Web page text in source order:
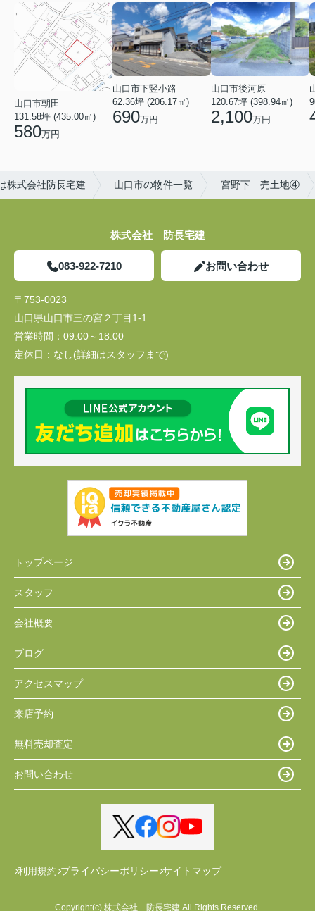
山口市朝田
131.58坪 (435.00㎡)
580万円
山口市下竪小路
62.36坪 (206.17㎡)
690万円
山口市後河原
120.67坪 (398.94㎡)
2,100万円
株式会社防長宅建 山口市の物件一覧 宮野下 売土地④
株式会社 防長宅建
083-922-7210 お問い合わせ
〒753-0023
山口県山口市三の宮２丁目1-1
営業時間： 09:00～18:00
定休日： なし(詳細はスタッフまで)
トップページ
スタッフ
会社概要
ブログ
アクセスマップ
来店予約
無料売却査定
お問い合わせ
利用規約 プライバシーポリシー サイトマップ
Copyright(c) 株式会社 防長宅建 All Rights Reserved.